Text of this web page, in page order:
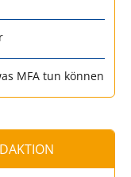
MFA tun können